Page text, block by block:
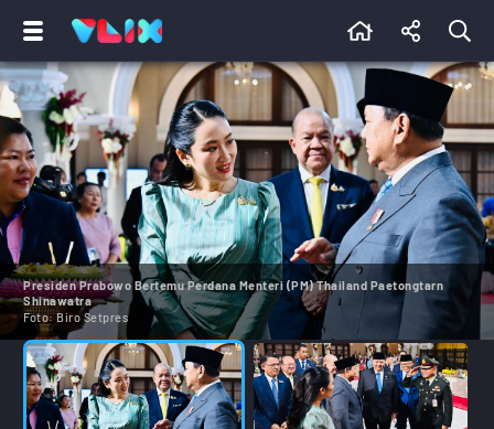
Presiden Prabowo Bertemu Perdana Menteri (PM) Thailand Paetongtarn
Shinawatra
Foto:Biro Setpres